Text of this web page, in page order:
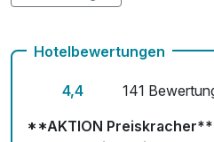
Hotelbewertungen
4,4
141
**AKTION